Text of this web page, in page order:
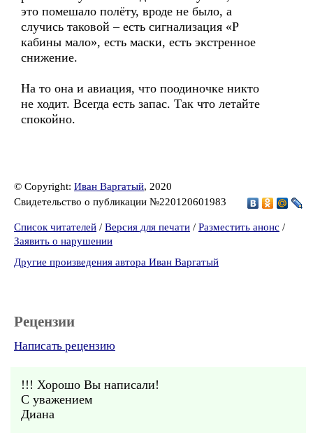
это помешало полёту, вроде не было, а
случись таковой – есть сигнализация «Р
кабины мало», есть маски, есть экстренное
снижение.
На то она и авиация, что поодиночке никто
не ходит. Всегда есть запас. Так что летайте
спокойно.
© Copyright: Иван Варгатый, 2020
Свидетельство о публикации №220120601983
Список читателей / Версия для печати / Разместить анонс /
Заявить о нарушении
Другие произведения автора Иван Варгатый
Рецензии
Написать рецензию
!!! Хорошо Вы написали!
С уважением
Диана